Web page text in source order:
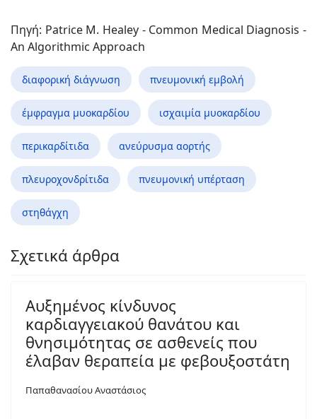
Πηγή: Patrice M. Healey - Common Medical Diagnosis -
An Algorithmic Approach
διαφορική διάγνωση πνευμονική εμβολή
έμφραγμα μυοκαρδίου ισχαιμία μυοκαρδίου
περικαρδίτιδα ανεύρυσμα αορτής
πλευροχονδρίτιδα πνευμονική υπέρταση
στηθάγχη
Σχετικά άρθρα
Αυξημένος κίνδυνος
καρδιαγγειακού θανάτου και
θνησιμότητας σε ασθενείς που
έλαβαν θεραπεία με φεβουξοστάτη
Παπαθανασίου Αναστάσιος